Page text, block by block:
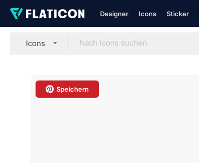
Designer Icons Sticker
Icons
Speichern